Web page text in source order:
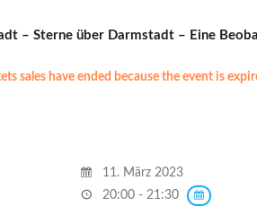
– Sterne über Darmstadt – Eine
sales have ended because the event is
11. März 2023
20:00 - 21:30